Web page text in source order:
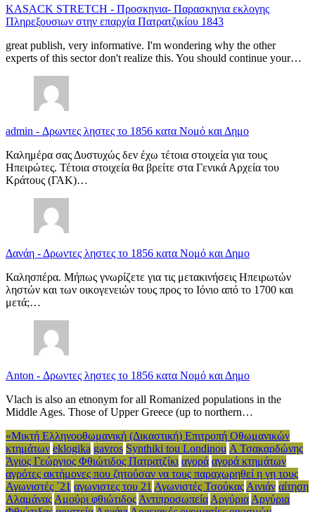
KASACK STRETCH - Προσκηνια- Παρασκηνια εκλογης
Πληρεξουσιων στην επαρχία Πατρατζικίου 1843
great publish, very informative. I'm wondering why the other
experts of this sector don't realize this. You should continue your…
admin - Δρωντες ληστες το 1856 κατα Νομό και Δημο
Καλημέρα σας Δυστυχώς δεν έχω τέτοια στοιχεία για τους
Ηπειρώτες. Τέτοια στοιχεία θα βρείτε στα Γενικά Αρχεία του
Κράτους (ΓΑΚ)…
Δανάη - Δρωντες ληστες το 1856 κατα Νομό και Δημο
Καλησπέρα. Μήπως γνωρίζετε για τις μετακινήσεις Ηπειρωτών
ληστών και των οικογενειών τους προς το Ιόνιο από το 1700 και
μετά;…
Anton - Δρωντες ληστες το 1856 κατα Νομό και Δημο
Vlach is also an etnonym for all Romanized populations in the
Middle Ages. Those of Upper Greece (up to northern…
«Μικτή Ελληνοοθωμανική (Δικαστική) Επιτροπή Οθωμανικών
κτημάτων eklogika gavros Synthiki tou Londinou Α Τσακαρδώνης
Άγιος Γεώργιος Φθιώτιδος Πατρατζίκι αγορά αγορά κτημάτων
αγρότες ακτήμονες που ζητούσαν να τους παραχωρηθεί η γη τους
Αγωνιστές ΄21 αγωνιστες του 21 Αγωνιστές Τσούκας Αινιάν αίτηση
Αλαμάνας Αμούρι φθιώτιδος Αντιπροσωπεία Αργύρια Αργύρια